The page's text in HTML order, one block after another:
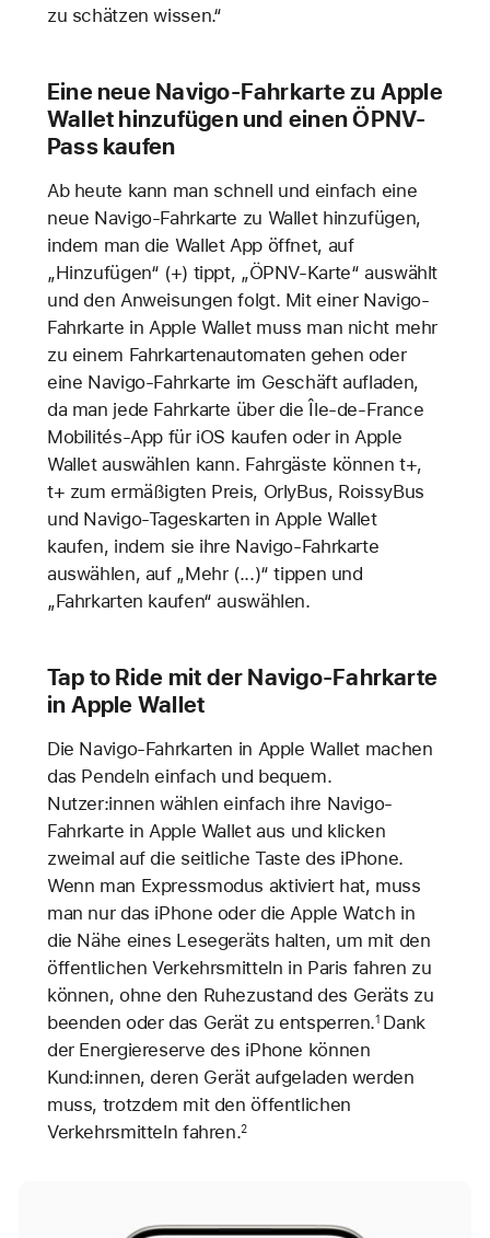
zu schätzen wissen.“
Eine neue Navigo-Fahrkarte zu Apple
Wallet hinzufügen und einen ÖPNV-
Pass kaufen
Ab heute kann man schnell und einfach eine
neue Navigo-Fahrkarte zu Wallet hinzufügen,
indem man die Wallet App öffnet, auf
„Hinzufügen“ (+) tippt, „ÖPNV-Karte“ auswählt
und den Anweisungen folgt. Mit einer Navigo-
Fahrkarte in Apple Wallet muss man nicht mehr
zu einem Fahrkartenautomaten gehen oder
eine Navigo-Fahrkarte im Geschäft aufladen,
da man jede Fahrkarte über die Île-de-France
Mobilités-App für iOS kaufen oder in Apple
Wallet auswählen kann. Fahrgäste können t+,
t+ zum ermäßigten Preis, OrlyBus, RoissyBus
und Navigo-Tageskarten in Apple Wallet
kaufen, indem sie ihre Navigo-Fahrkarte
auswählen, auf „Mehr (...)“ tippen und
„Fahrkarten kaufen“ auswählen.
Tap to Ride mit der Navigo-Fahrkarte
in Apple Wallet
Die Navigo-Fahrkarten in Apple Wallet machen
das Pendeln einfach und bequem.
Nutzer:innen wählen einfach ihre Navigo-
Fahrkarte in Apple Wallet aus und klicken
zweimal auf die seitliche Taste des iPhone.
Wenn man Expressmodus aktiviert hat, muss
man nur das iPhone oder die Apple Watch in
die Nähe eines Lesegeräts halten, um mit den
öffentlichen Verkehrsmitteln in Paris fahren zu
können, ohne den Ruhezustand des Geräts zu
beenden oder das Gerät zu entsperren.1 Dank
der Energiereserve des iPhone können
Kund:innen, deren Gerät aufgeladen werden
muss, trotzdem mit den öffentlichen
Verkehrsmitteln fahren.2